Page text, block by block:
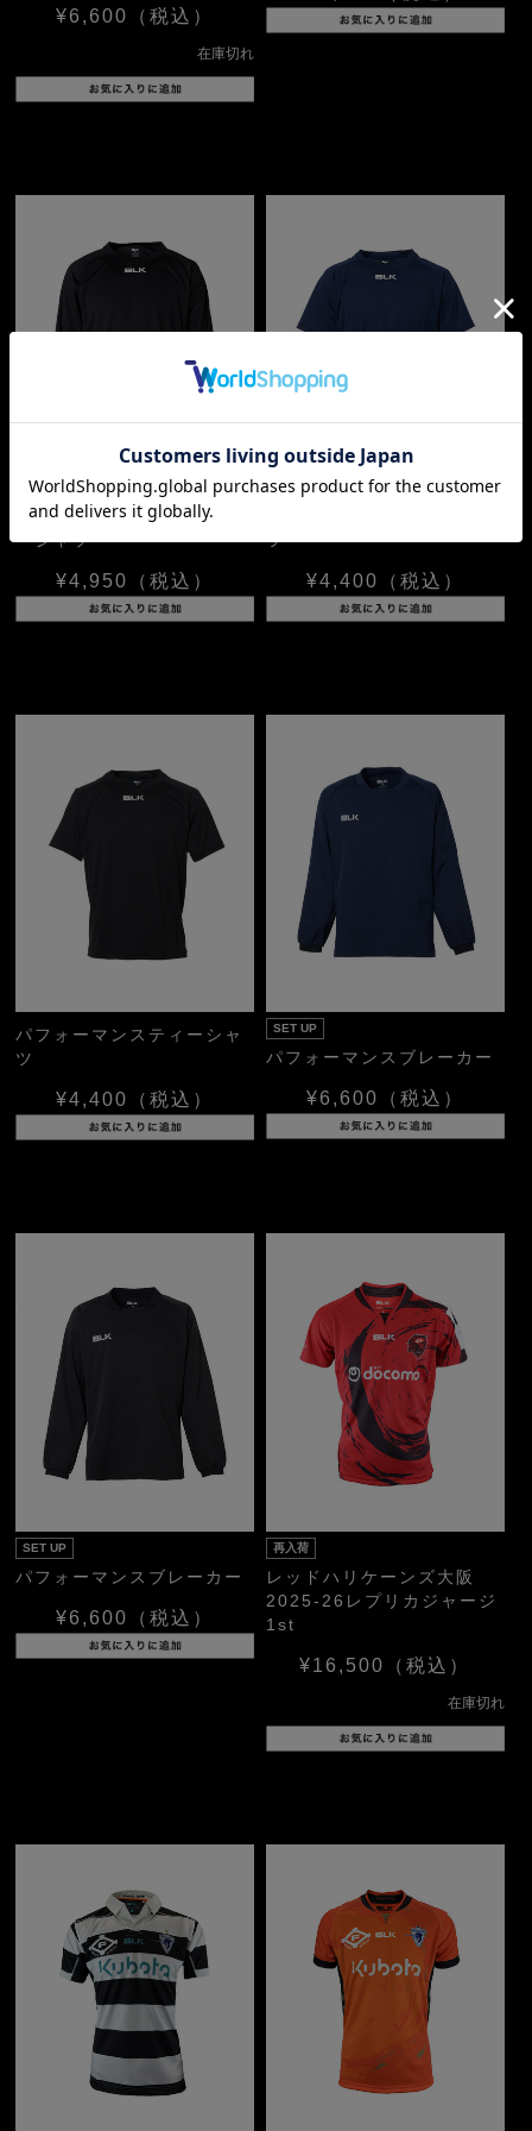
¥6,600 （税込）
在庫切れ
パフォーマンスロングティ
ーシャツ
¥4,950 （税込）
ツ
¥4,400 （税込）
パフォーマンスティーシャ
ツ
¥4,400 （税込）
SET UP
パフォーマンスブレーカー
¥6,600 （税込）
SET UP
パフォーマンスブレーカー
¥6,600 （税込）
再入荷
レッドハリケーンズ大阪
2025-26レプリカジャージ
1st
¥16,500 （税込）
在庫切れ